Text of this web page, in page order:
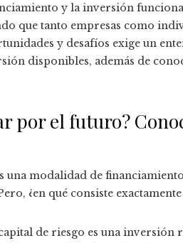
y la inversión
que tanto empresas como
y desafíos exige un
disponibles, además de
por el futuro?
una modalidad de
¿en qué consiste
de riesgo es una inversión